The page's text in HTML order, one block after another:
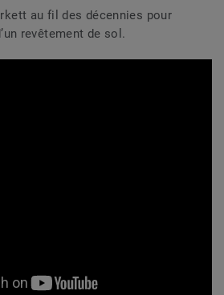
au fil des décennies pour
revêtement de sol.